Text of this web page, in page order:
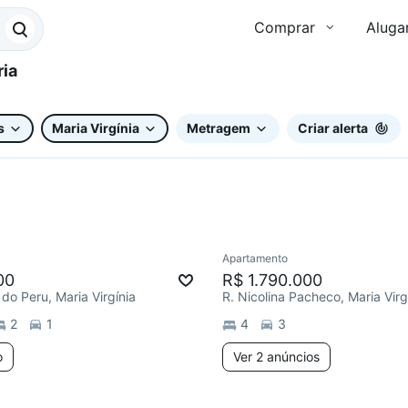
Comprar
Maria Virgínia Metragem Criar alerta
Peru, Maria Virgínia
2
1
Apartamento
R$ 1.790.000
R. Nicolina Pacheco, Maria
4
3
Ver 2 anúncios